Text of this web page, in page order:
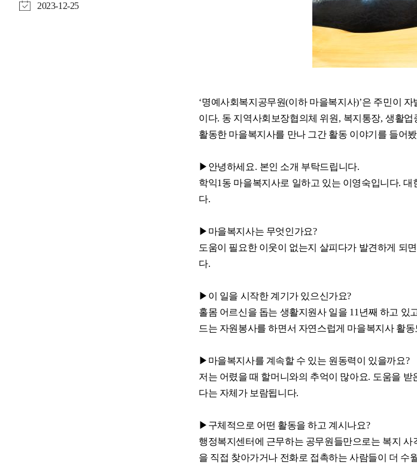
2023-12-25
‘명예사회복지공무원(이하 마을복지사)’은 주민이 자
이다. 동 지역사회보장협의체 위원 , 복지통장,생활업
활동한 마을복지사를 만나 그간 활동 이야기를 들어
▶안녕하세요. 본인 소개 부탁드립니다.
학익1 동 마을복지사로 일하고 있는 이영숙입니다.대
다.
▶ 마을복지사는 무엇인가요?
도움이 필요한 이웃이 없는지 살피다가 발견하게 되
다.
▶ 이 일을 시작한 계기가 있으신가요?
홀몸 어르신을 돕는 생활지원사 일을 11 년째 하고 있
드는 자원봉사를 하면서 자연스럽게 마을복지사 활
▶ 마을복지사를 계속할 수 있는 원동력이 있을까요?
저는 어렸을 때 할머니와의 추억이 많아요. 도움을 받
다는 자체가 보람됩니다.
▶ 구체적으로 어떤 활동을 하고 계시나요?
행정복지센터에 근무하는 공무원들만으로는 복지
을 직접 찾아가거나 전화로 접촉하는 사람들이 더 수